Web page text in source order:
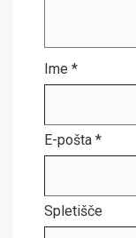
Ime *
E-pošta *
Spletišče